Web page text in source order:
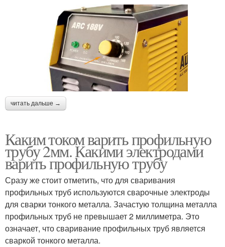
читать дальше →
Каким током варить профильную
трубу 2мм. Какими электродами
варить профильную трубу
Сразу же стоит отметить, что для сваривания
профильных труб используются сварочные электроды
для сварки тонкого металла. Зачастую толщина металла
профильных труб не превышает 2 миллиметра. Это
означает, что сваривание профильных труб является
сваркой тонкого металла.